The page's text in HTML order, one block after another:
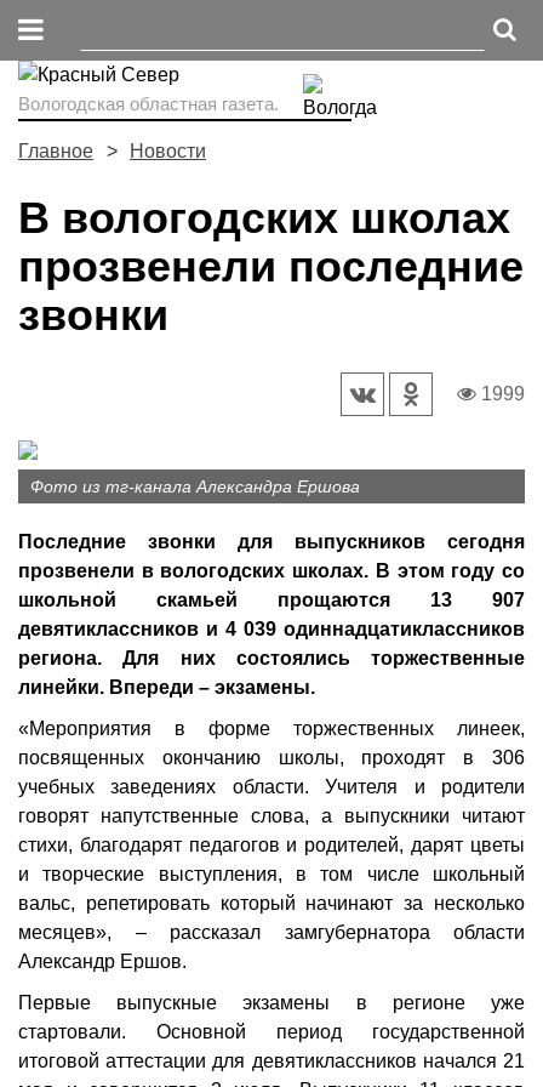
Вологодская областная газета.
Главное Новости
В вологодских школах
прозвенели последние
звонки
1999
Фото из тг-канала Александра Ершова
Последние звонки для выпускников сегодня
прозвенели в вологодских школах. В этом году со
школьной скамьей прощаются 13 907
девятиклассников и 4 039 одиннадцатиклассников
региона. Для них состоялись торжественные
линейки. Впереди – экзамены.
«Мероприятия в форме торжественных линеек,
посвященных окончанию школы, проходят в 306
учебных заведениях области. Учителя и родители
говорят напутственные слова, а выпускники читают
стихи, благодарят педагогов и родителей, дарят цветы
и творческие выступления, в том числе школьный
вальс, репетировать который начинают за несколько
месяцев», – рассказал замгубернатора области
Александр Ершов.
Первые выпускные экзамены в регионе уже
стартовали. Основной период государственной
итоговой аттестации для девятиклассников начался 21